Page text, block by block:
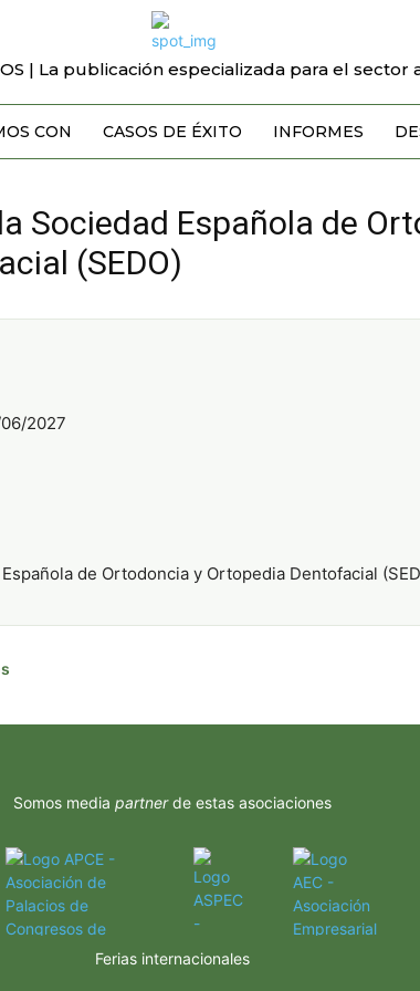
| La publicación especializada para el sector
CON CASOS DE ÉXITO INFORMES
Sociedad Española de
(SEDO)
2027
de Ortodoncia y Ortopedia Dentofacial
Somos media partnerde estas asociaciones
Ferias internacionales